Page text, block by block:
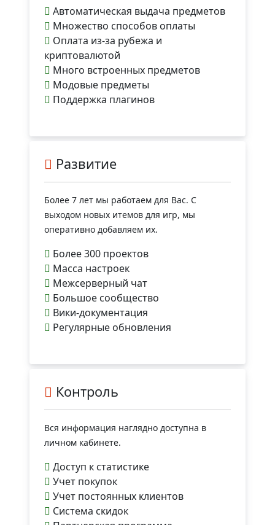
Автоматическая выдача предметов
Множество способов оплаты
Оплата из-за рубежа и
криптовалютой
Много встроенных предметов
Модовые предметы
Поддержка плагинов
Развитие
Более 7 лет мы работаем для Вас. С
выходом новых итемов для игр, мы
оперативно добавляем их.
Более 300 проектов
Масса настроек
Межсерверный чат
Большое сообщество
Вики-документация
Регулярные обновления
Контроль
Вся информация наглядно доступна в
личном кабинете.
Доступ к статистике
Учет покупок
Учет постоянных клиентов
Система скидок